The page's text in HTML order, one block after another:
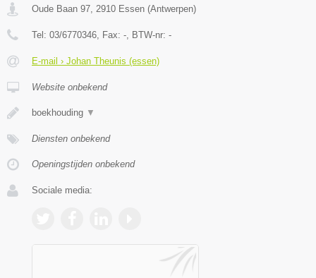
Oude Baan 97, 2910 Essen (Antwerpen)
Tel: 03/6770346, Fax: -, BTW-nr: -
E-mail › Johan Theunis (essen)
Website onbekend
boekhouding ▼
Diensten onbekend
Openingstijden onbekend
Sociale media: